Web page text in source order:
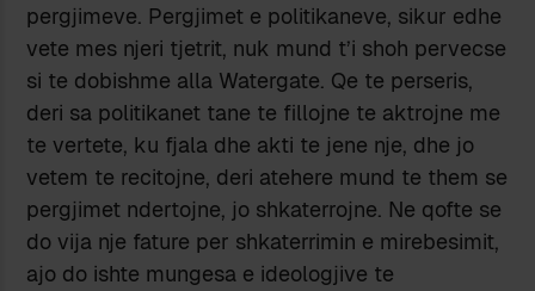
pergjimeve. Pergjimet e politikaneve, sikur edhe
vete mes njeri tjetrit, nuk mund t’i shoh pervecse
si te dobishme alla Watergate. Qe te perseris,
deri sa politikanet tane te fillojne te aktrojne me
te vertete, ku fjala dhe akti te jene nje, dhe jo
vetem te recitojne, deri atehere mund te them se
pergjimet ndertojne, jo shkaterrojne. Ne qofte se
do vija nje fature per shkaterrimin e mirebesimit,
ajo do ishte mungesa e ideologjive te